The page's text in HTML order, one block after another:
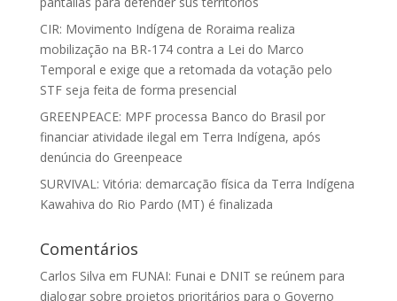
CIR: Movimento Indígena de Roraima realiza
mobilização na BR-174 contra a Lei do Marco
Temporal e exige que a retomada da votação pelo
STF seja feita de forma presencial
GREENPEACE: MPF processa Banco do Brasil por
financiar atividade ilegal em Terra Indígena, após
denúncia do Greenpeace
SURVIVAL: Vitória: demarcação física da Terra Indígena
Kawahiva do Rio Pardo (MT) é finalizada
Comentários
Carlos Silva em FUNAI: Funai e DNIT se reúnem para
dialogar sobre projetos prioritários para o Governo